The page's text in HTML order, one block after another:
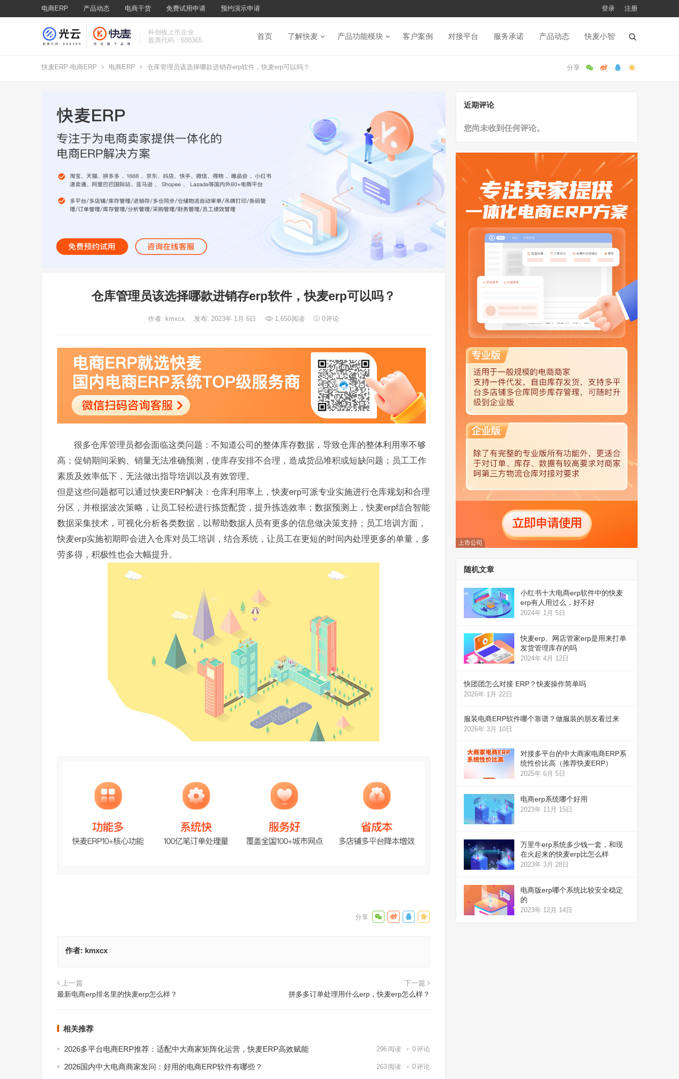
电商ERP 产品动态 电商干货 免费试用申请 预约演示申请 登录 注册
科创板上市企业
股票代码：688365
首页 了解快麦 产品功能模块 客户案例 对接平台 服务承诺 产品动态 快麦小智
快麦ERP-电商ERP 电商ERP 仓库管理员该选择哪款进销存erp软件，快麦erp可以吗？
仓库管理员该选择哪款进销存erp软件，快麦erp可以吗？
作者: kmxcx 发布: 2023年 1月 6日 1,650阅读 0评论
很多仓库管理员都会面临这类问题：不知道公司的整体库存数据，导致仓库的整体利用率不够
高；促销期间采购、销量无法准确预测，使库存安排不合理，造成货品堆积或短缺问题；员工工作
素质及效率低下，无法做出指导培训以及有效管理。
但是这些问题都可以通过快麦ERP解决：仓库利用率上，快麦erp可派专业实施进行仓库规划和合理
分区，并根据波次策略，让员工轻松进行拣货配货，提升拣选效率；数据预测上，快麦erp结合智能
数据采集技术，可视化分析各类数据，以帮助数据人员有更多的信息做决策支持；员工培训方面，
快麦erp实施初期即会进入仓库对员工培训，结合系统，让员工在更短的时间内处理更多的单量，多
劳多得，积极性也会大幅提升。
作者: kmxcx
上一篇
最新电商erp排名里的快麦erp怎么样？
下一篇
拼多多订单处理用什么erp，快麦erp怎么样？
相关推荐
2026多平台电商ERP推荐：适配中大商家矩阵化运营，快麦ERP高效赋能 296 阅读 0评论
2026国内中大电商商家发问：好用的电商ERP软件有哪些？ 263 阅读 0评论
近期评论
您尚未收到任何评论。
上市公司
随机文章
小红书十大电商erp软件中的快麦
erp有人用过么，好不好
2024年 1月 5日
快麦erp、网店管家erp是用来打单
发货管理库存的吗
2024年 4月 12日
快团团怎么对接 ERP？快麦操作简单吗
2026年 1月 22日
服装电商ERP软件哪个靠谱？做服装的朋友看过来
2026年 3月 10日
对接多平台的中大商家电商ERP系
统性价比高（推荐快麦ERP）
2025年 6月 5日
电商erp系统哪个好用
2023年 11月 15日
万里牛erp系统多少钱一套，和现
在火起来的快麦erp比怎么样
2023年 3月 28日
电商版erp哪个系统比较安全稳定
的
2023年 12月 14日